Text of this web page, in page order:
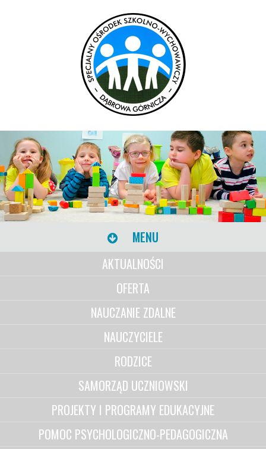
MENU
AKTUALNOŚCI
OFERTA
NAUCZANIE ZDALNE
NAUCZYCIELE
RODZICE
SAMORZĄD UCZNIOWSKI
PROJEKTY I PROGRAMY EDUKACYJNE
POMOC PSYCHOLOGICZNO-PEDAGOGICZNA